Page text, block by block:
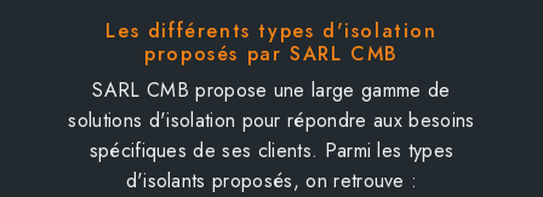
Les différents types d'isolation
proposés par SARL CMB
SARL CMB propose une large gamme de
solutions d'isolation pour répondre aux besoins
spécifiques de ses clients. Parmi les types
d'isolants proposés, on retrouve :